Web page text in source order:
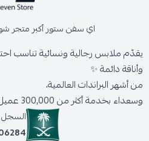
اي سفن ستور أكبر متجر
يقدّم ملابس رجالية ونسائية تناسب
وأناقة دائمة ✨
من أشهر البراندات العالمية،
وسعداء بخدمة أكثر من 300,000 عميل حول المملكة.
السجل